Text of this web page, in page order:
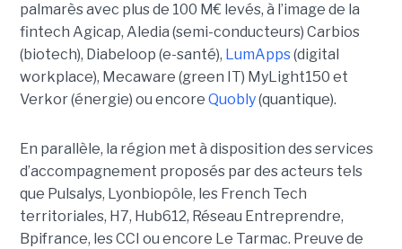
palmarès avec plus de 100 M€ levés, à l’image de la
fintech Agicap, Aledia (semi-conducteurs) Carbios
(biotech), Diabeloop (e-santé), LumApps(digital
workplace), Mecaware (green IT) MyLight150 et
Verkor (énergie) ou encore Quobly(quantique).
En parallèle, la région met à disposition des services
d’accompagnement proposés par des acteurs tels
que Pulsalys, Lyonbiopôle, les French Tech
territoriales, H7, Hub612, Réseau Entreprendre,
Bpifrance, les CCI ou encore Le Tarmac. Preuve de